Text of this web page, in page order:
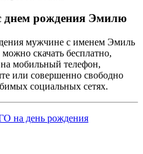
днем рождения Эмилю
мужчине с именем Эмиль
скачать бесплатно,
мобильный телефон,
или совершенно свободно
социальных сетях.
на день рождения